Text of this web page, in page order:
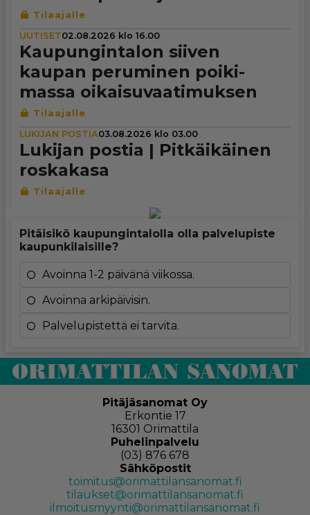
UUTISET02.08.2026 klo 16.00
Kau­pun­gin­ta­lon siiven
kaupan peruminen poi­ki­
massa oikai­su­vaa­ti­muk­sen
LUKIJAN POSTIA03.08.2026 klo 03.00
Lukijan postia | Pit­käi­käi­nen
roskakasa
Pitäisikö kaupungintalolla olla palvelupiste
kaupunkilaisille?
Avoinna 1-2 päivänä viikossa.
Avoinna arkipäivisin.
Palvelupistettä ei tarvita.
Pitäjäsanomat Oy
Erkontie 17
16301 Orimattila
Puhelinpalvelu
(03) 876 678
Sähköpostit
toimitus@orimattilansanomat.fi
tilaukset@orimattilansanomat.fi
ilmoitusmyynti@orimattilansanomat.fi